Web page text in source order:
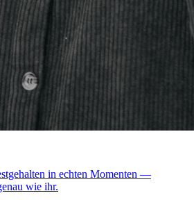
in echten Momenten —
wie ihr.